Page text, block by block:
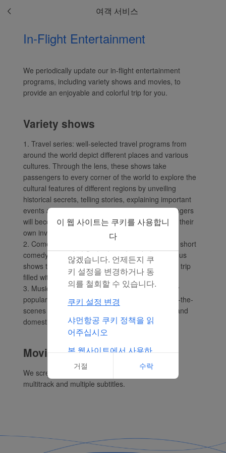
여객 서비스
In-Flight Entertainment
We periodically update our in-flight entertainment
programs, including variety shows and movies, to
provide an enjoyable and colorful trip for you.
Variety shows
1. Travel series: well-selected travel programs from
around the world depict different places and various
cultures. Through the lens, these shows take
passengers to every corner of the world to explore the
cultural features of different regions by unveiling
historical secrets, telling stories, explaining important
events and introducing important people. Passengers
will become immersed in these shows and make their
own investigations, discoveries and reflections.
2. Comedy shows: we have introduced the latest short
comedy shows, cartoons, burlesque and humorous
shows to allow passengers to take a comfortable trip
filled with laughter.
3. Music videos and movie trailers: including new
popular songs and classic hits, as well as behind-the-
scenes footage and trailers of the latest movies and
domestic movies.
Movies
We screen premium movies in various types with
multitrack and multiple subtitles.
이 웹 사이트는 쿠키를 사용합니
다
이트를 사용하면 기능적
의 브라우저에 설치됩니
는 또한 마케팅 쿠키를 사
용하여 (i) 당사의 마케팅
성과를 분석하고 (ii) 당사
니다. 이러한 쿠키를 배치
자는 고객님의 인터넷 활
동을 추적하여 당사의 콘
텐츠와 광고가 고객님의
관심사와 더 관련이 있도
록 만들 수 있습니다.
동의’를 클릭해서 모든 마
케팅 쿠키 배포에 동의합
니다. ‘거절’을 클릭해서
않겠습니다. 언제든지 쿠
키 설정을 변경하거나 동
의를 철회할 수 있습니다.
쿠키 설정 변경
샤먼항공 쿠키 정책을 읽
어주십시오
본 웹사이트에서 사용하
는 쿠키의 전체 목록 클릭
거절 수락